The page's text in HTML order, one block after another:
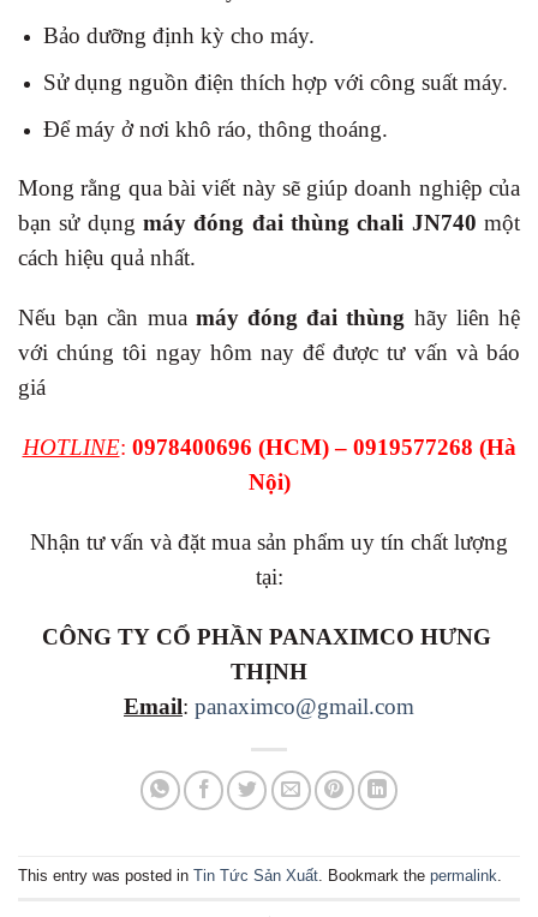
Bảo dưỡng định kỳ cho máy.
Sử dụng nguồn điện thích hợp với công suất máy.
Để máy ở nơi khô ráo, thông thoáng.
Mong rằng qua bài viết này sẽ giúp doanh nghiệp của
bạn sử dụng máy đóng đai thùng chali JN740 một
cách hiệu quả nhất.
Nếu bạn cần mua máy đóng đai thùng hãy liên hệ
với chúng tôi ngay hôm nay để được tư vấn và báo
giá
HOTLINE: 0978400696 (HCM) – 0919577268 (Hà
Nội)
Nhận tư vấn và đặt mua sản phẩm uy tín chất lượng
tại:
CÔNG TY CỔ PHẦN PANAXIMCO HƯNG
THỊNH
Email: panaximco@gmail.com
This entry was posted in Tin Tức Sản Xuất . Bookmark the permalink